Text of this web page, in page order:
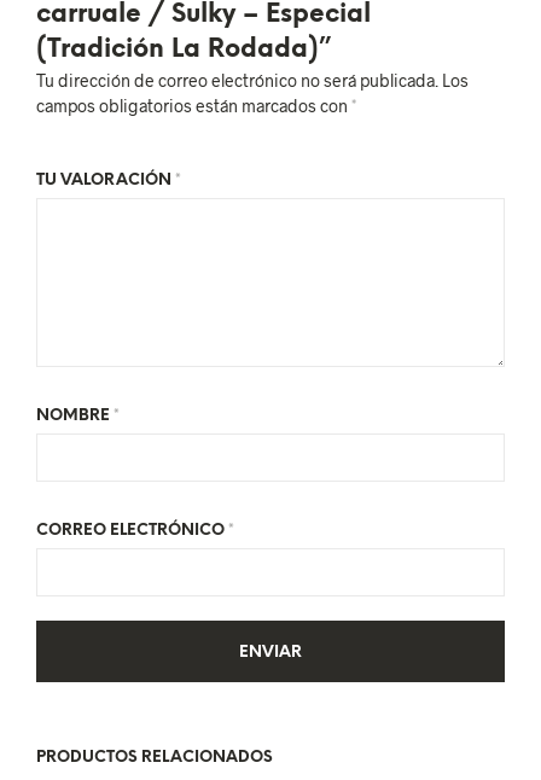
carruale / Sulky – Especial
(Tradición La Rodada)”
Tu dirección de correo electrónico no será publicada. Los
campos obligatorios están marcados con *
TU VALORACIÓN *
NOMBRE *
CORREO ELECTRÓNICO *
PRODUCTOS RELACIONADOS